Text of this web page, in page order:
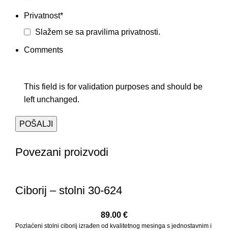
Privatnost*
Slažem se sa pravilima privatnosti.
Comments
This field is for validation purposes and should be
left unchanged.
Povezani proizvodi
Ciborij – stolni 30-624
89.00 €
Pozlaćeni stolni ciborij izrađen od kvalitetnog mesinga s jednostavnim i